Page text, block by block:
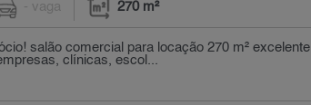
- vaga 270 m²
salão comercial para locação 270 m² excelente
clínicas, escol...